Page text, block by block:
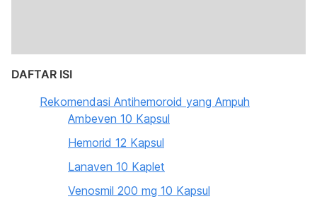
DAFTAR ISI
Rekomendasi Antihemoroid yang Ampuh
Ambeven 10 Kapsul
Hemorid 12 Kapsul
Lanaven 10 Kaplet
Venosmil 200 mg 10 Kapsul